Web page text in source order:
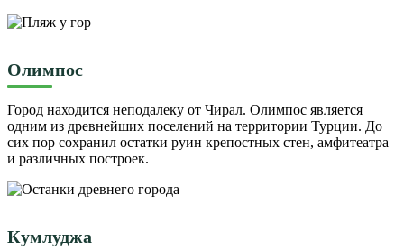
Олимпос
Город находится неподалеку от Чирал. Олимпос является
одним из древнейших поселений на территории Турции. До
сих пор сохранил остатки руин крепостных стен, амфитеатра
и различных построек.
Кумлуджа